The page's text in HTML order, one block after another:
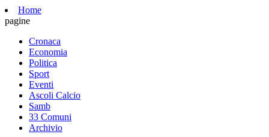
Home
pagine
Cronaca
Economia
Politica
Sport
Eventi
Ascoli Calcio
Samb
33 Comuni
Archivio